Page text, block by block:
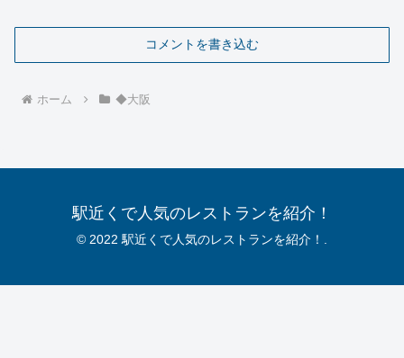
コメントを書き込む
ホーム ◆大阪
駅近くで人気のレストランを紹介！
© 2022 駅近くで人気のレストランを紹介！.